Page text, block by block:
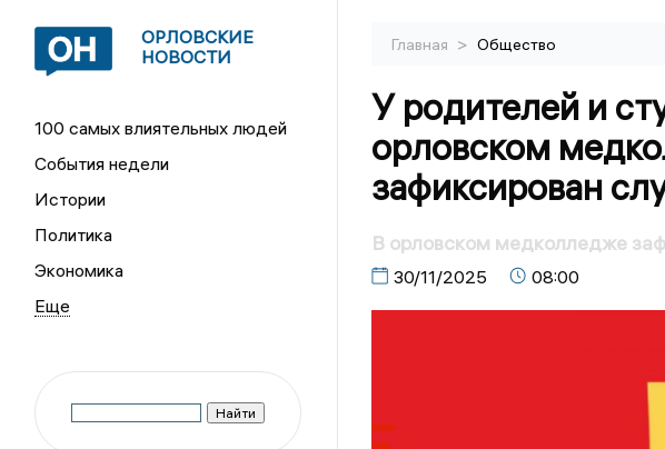
ОРЛОВСКИЕ
НОВОСТИ
100 самых влиятельных людей
События недели
Истории
Политика
Экономика
Главная > Общество
У родителей и
орловском
зафиксирован
В орловском медколледже
30/11/2025 08:00